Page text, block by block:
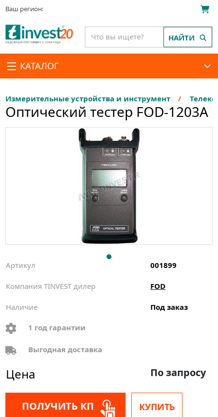
Ваш регион:
КАТАЛОГ
НАЙТИ
Измерительные устройства и инструмент
Оптический тестер FOD-1203А
Артикул 001899
Компания TINVEST дилер FOD
Наличие Под заказ
1 год гарантии
Выгодная доставка
Цена По запросу
ПОЛУЧИТЬ КП КУПИТЬ